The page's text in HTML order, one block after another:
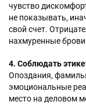
чувство
не показывать,
свой счет.
нахмуренные
4. Соблюдать
Опоздания,
эмоциональные
место на деловом